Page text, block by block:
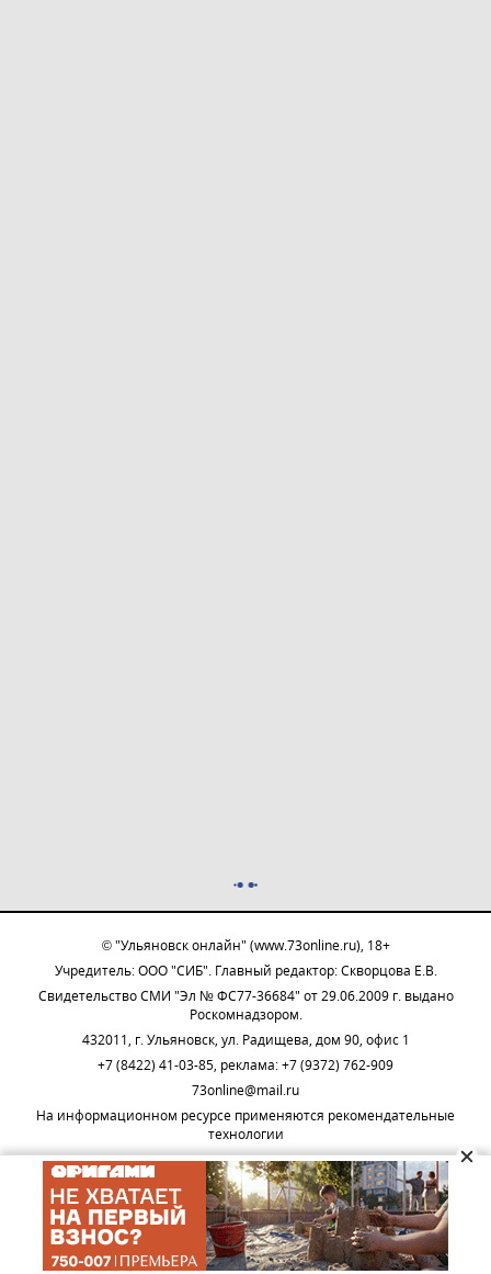
© "Ульяновск онлайн" (www.73online.ru), 18+
Учредитель: ООО "СИБ". Главный редактор: Скворцова Е.В.
Свидетельство СМИ "Эл № ФС77-36684" от 29.06.2009 г. выдано
Роскомнадзором.
432011, г. Ульяновск, ул. Радищева, дом 90, офис 1
+7 (8422) 41-03-85, реклама: +7 (9372) 762-909
73online@mail.ru
На информационном ресурсе применяются рекомендательные
технологии